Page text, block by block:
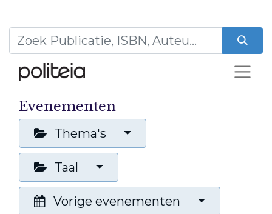
Evenementen
Thema's
Taal
Vorige evenementen